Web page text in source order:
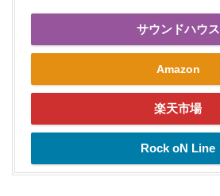
サウンドハウス
Amazon
楽天市場
Rock oN Line